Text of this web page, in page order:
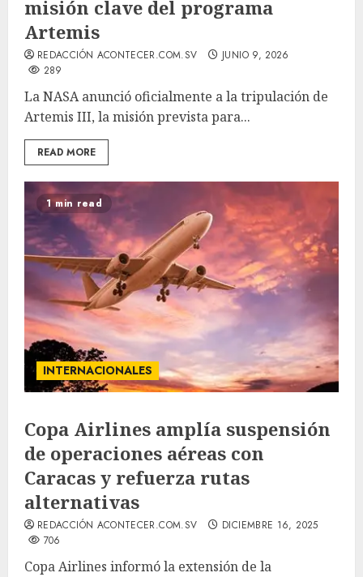
misión clave del programa
Artemis
REDACCIÓN ACONTECER.COM.SV
JUNIO 9, 2026
289
La NASA anunció oficialmente a la tripulación de
Artemis III, la misión prevista para...
READ MORE
1 min read
INTERNACIONALES
Copa Airlines amplía suspensión
de operaciones aéreas con
Caracas y refuerza rutas
alternativas
REDACCIÓN ACONTECER.COM.SV
DICIEMBRE 16, 2025
706
Copa Airlines informó la extensión de la